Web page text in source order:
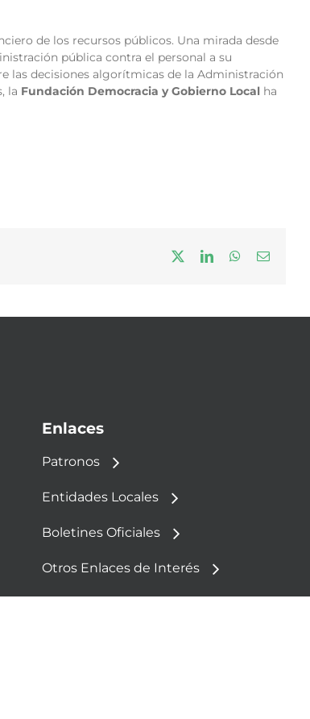
de los recursos públicos. Una mirada desde
pública contra el personal a su
las decisiones algorítmicas de la Administración
la Fundación Democracia y Gobierno Local ha
LinkedInWhatsApp
Correo
Enlaces
Patronos
Entidades Locales
Boletines Oficiales
Otros Enlaces de Interés